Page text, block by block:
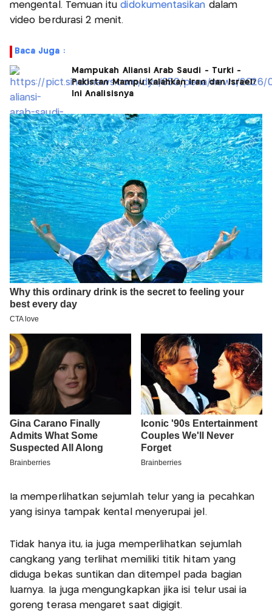
mengental. Temuan itudidokumentasikan dalam
video berdurasi 2 menit.
Baca Juga :
Mampukah Aliansi Arab Saudi - Turki -
Pakistan Mampu Kalahkan Iran dan Israel?
Ini Analisisnya
Ia memperlihatkan sejumlah telur yang ia pecahkan
yang isinya tampak kental menyerupai jel.
Tidak hanya itu, ia juga memperlihatkan sejumlah
cangkang yang terlihat memiliki titik hitam yang
diduga bekas suntikan dan ditempel pada bagian
luarnya. Ia juga mengungkapkan jika isi telur usai ia
goreng terasa mengaret saat digigit.